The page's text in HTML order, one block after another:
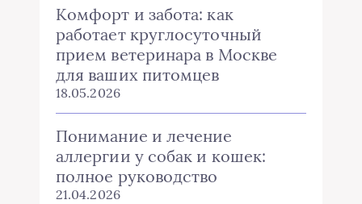
Комфорт и забота: как
работает круглосуточный
прием ветеринара в Москве
для ваших питомцев
18.05.2026
Понимание и лечение
аллергии у собак и кошек:
полное руководство
21.04.2026